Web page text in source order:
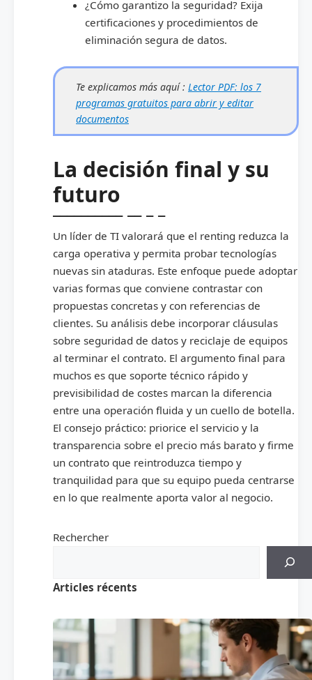
¿Cómo garantizo la seguridad? Exija
certificaciones y procedimientos de
eliminación segura de datos.
Te explicamos más aquí : Lector PDF: los 7
programas gratuitos para abrir y editar
documentos
La decisión final y su
futuro
Un líder de TI valorará que el renting reduzca la
carga operativa y permita probar tecnologías
nuevas sin ataduras. Este enfoque puede adoptar
varias formas que conviene contrastar con
propuestas concretas y con referencias de
clientes. Su análisis debe incorporar cláusulas
sobre seguridad de datos y reciclaje de equipos
al terminar el contrato. El argumento final para
muchos es que soporte técnico rápido y
previsibilidad de costes marcan la diferencia
entre una operación fluida y un cuello de botella.
El consejo práctico: priorice el servicio y la
transparencia sobre el precio más barato y firme
un contrato que reintroduzca tiempo y
tranquilidad para que su equipo pueda centrarse
en lo que realmente aporta valor al negocio.
Rechercher
Articles récents